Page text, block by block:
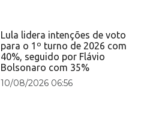
Lula lidera intenções de voto
para o 1º turno de 2026 com
40%, seguido por Flávio
Bolsonaro com 35%
10/08/2026 06:56